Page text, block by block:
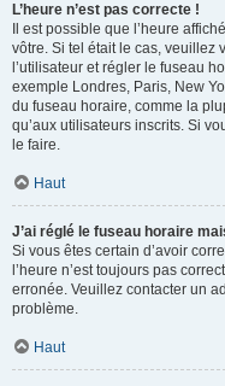
L’heure n’est pas correcte !
Il est possible que l’heure
vôtre. Si tel était le cas, veuillez
l’utilisateur et régler le fuseau
exemple Londres, Paris, New
du fuseau horaire, comme la
qu’aux utilisateurs inscrits. Si
le faire.
Haut
J’ai réglé le fuseau horaire
Si vous êtes certain d’avoir
l’heure n’est toujours pas
erronée. Veuillez contacter un
problème.
Haut